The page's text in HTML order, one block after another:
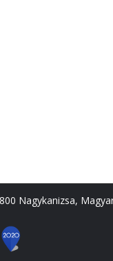
Nagykanizsa,